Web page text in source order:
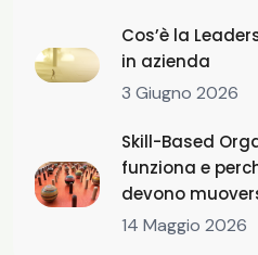
Cos’è la
in azienda
3 Giugno 2026
Skill-Based
funziona e
devono
14 Maggio 2026